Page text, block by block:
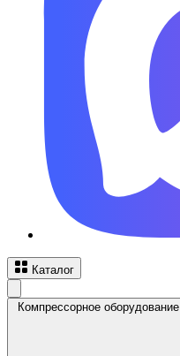
Каталог
Компрессорное оборудование